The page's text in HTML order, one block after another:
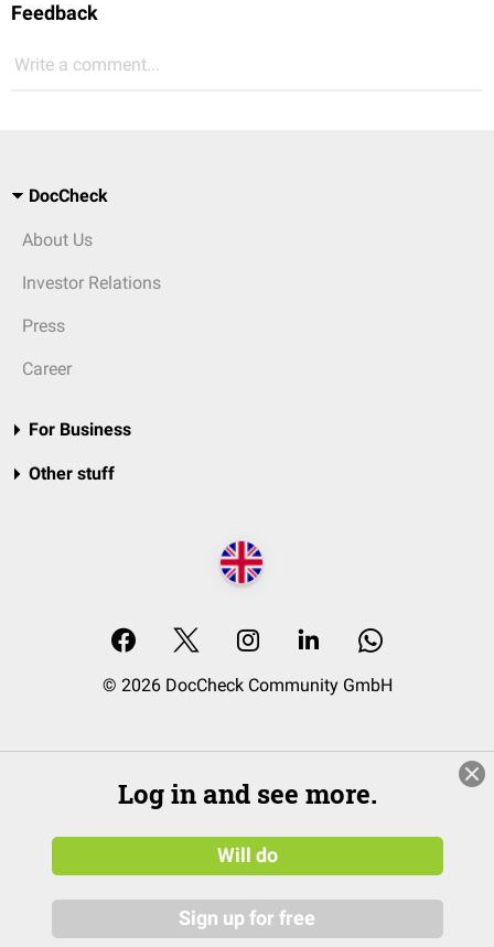
Feedback
Write a comment...
DocCheck
About Us
Investor Relations
Press
Career
For Business
Other stuff
© 2026 DocCheck Community GmbH
Log in and see more.
Will do
Sign up for free